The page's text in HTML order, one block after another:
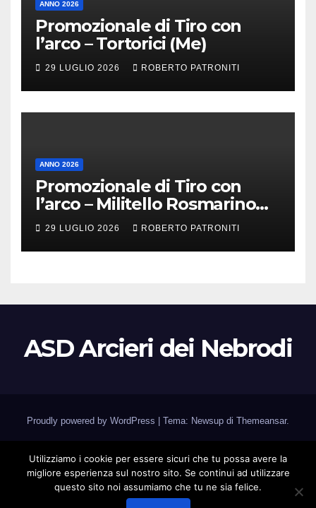
ANNO 2026
Promozionale di Tiro con
l’arco – Tortorici (Me)
29 LUGLIO 2026 ROBERTO PATRONITI
ANNO 2026
Promozionale di Tiro con
l’arco – Militello Rosmarino
(Me)
29 LUGLIO 2026 ROBERTO PATRONITI
ASD Arcieri dei Nebrodi
Proudly powered by WordPress Tema: Newsup di Themeansar.
Home Associazione Calendario Gare Corsi
Manifestazioni e Gare Galleria foto Medagliere Contatti
Utilizziamo i cookie per essere sicuri che tu possa avere la
migliore esperienza sul nostro sito. Se continui ad utilizzare
questo sito noi assumiamo che tu ne sia felice.